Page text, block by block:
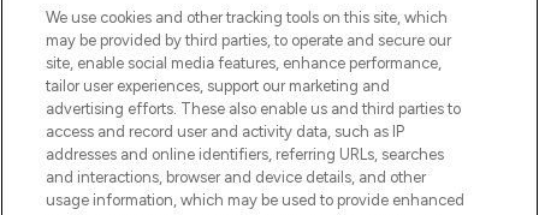
LOOKFANTASTIC is de ultieme online
beautybestemming van Europa, met de
beste huidverzorging, haarproducten en
make-up van meer dan 200 topmerken.
Shop online of via de app, met gratis
verzending vanaf €40.
Cookie-toestemming
We use cookies and other tracking tools on this site, which
may be provided by third parties, to operate and secure our
site, enable social media features, enhance performance,
tailor user experiences, support our marketing and
advertising efforts. These also enable us and third parties to
access and record user and activity data, such as IP
addresses and online identifiers, referring URLs, searches
and interactions, browser and device details, and other
usage information, which may be used to provide enhanced